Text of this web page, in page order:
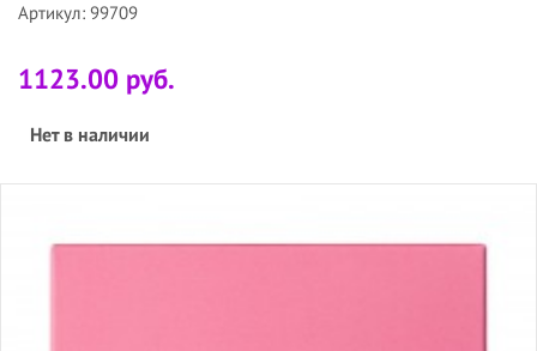
Артикул: 99709
1123.00 руб.
Нет в наличии